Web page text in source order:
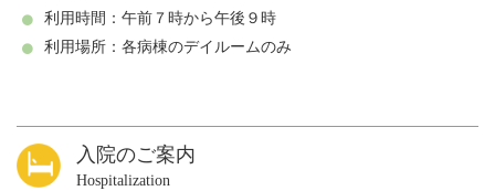
入院のご案内
Hospitalization
利用時間：午前７時から午後９時
利用場所：各病棟のデイルームのみ